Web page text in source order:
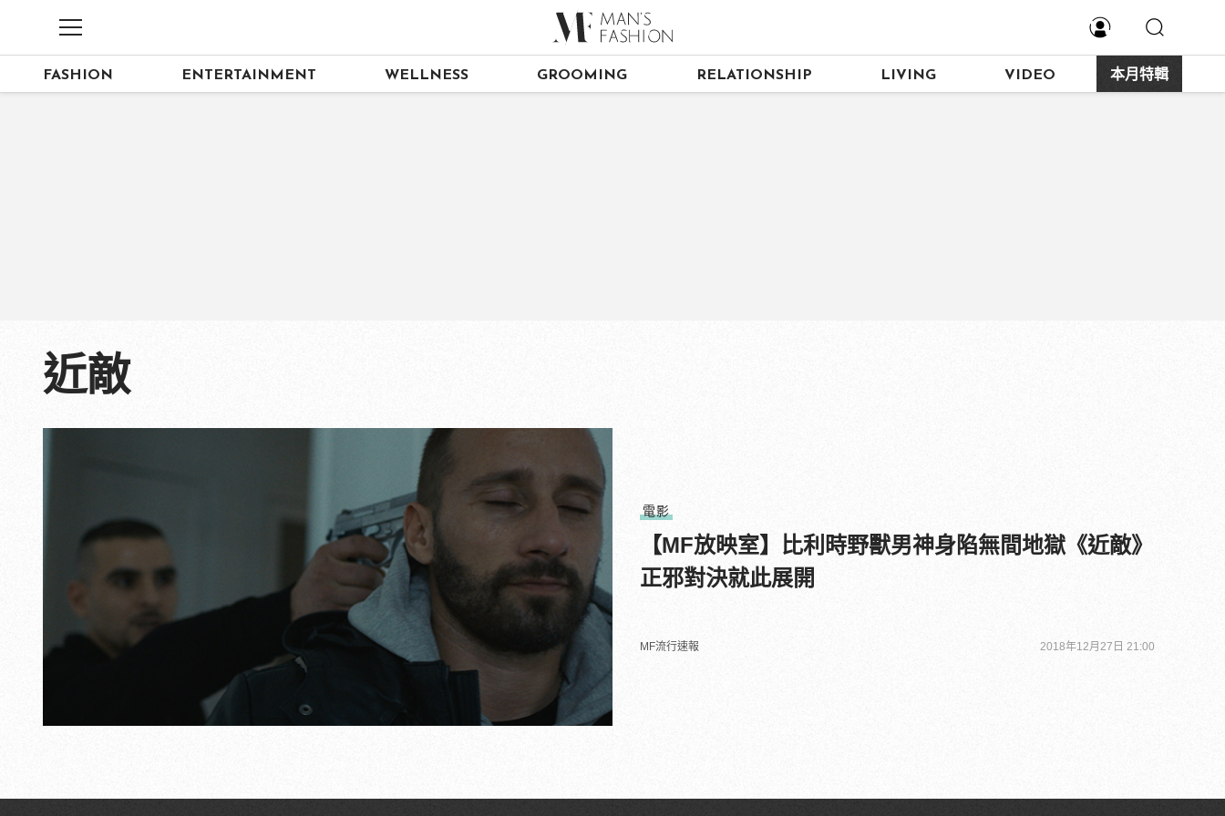
FASHION ENTERTAINMENT WELLNESS GROOMING RELATIONSHIP LIVING VIDEO 本月特輯
近敵
電影
【MF放映室】比利時野獸男神身陷無間地獄《近敵》
正邪對決就此展開
MF流行速報 2018年12月27日 21:00